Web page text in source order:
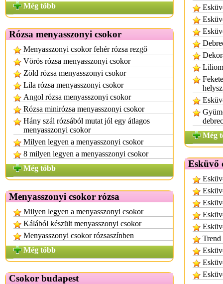
Még több
Rózsa menyasszonyi csokor
Menyasszonyi csokor fehér rózsa rezgő
Vörös rózsa menyasszonyi csokor
Zöld rózsa menyasszonyi csokor
Lila rózsa menyasszonyi csokor
Angol rózsa menyasszonyi csokor
Rózsa minirózsa menyasszonyi csokor
Hány szál rózsából mutat jól egy átlagos
menyasszonyi csokor
Milyen legyen a menyasszonyi csokor
8 milyen legyen a menyasszonyi csokor
Még több
Menyasszonyi csokor rózsa
Milyen legyen a menyasszonyi csokor
Kálából készült menyasszonyi csokor
Menyasszonyi csokor rózsaszínben
Még több
Csokor budapest
Még
Esküvő
Trend